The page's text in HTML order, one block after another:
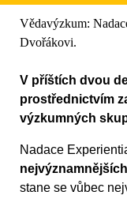
Vědavýzkum:
Dvořákovi.
V příštích dvou
prostřednictvím
výzkumných
Nadace
stane se vůbec